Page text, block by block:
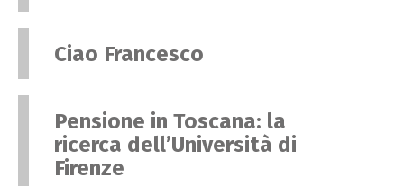
Ciao Francesco
Pensione in Toscana: la
ricerca dell’Università di
Firenze